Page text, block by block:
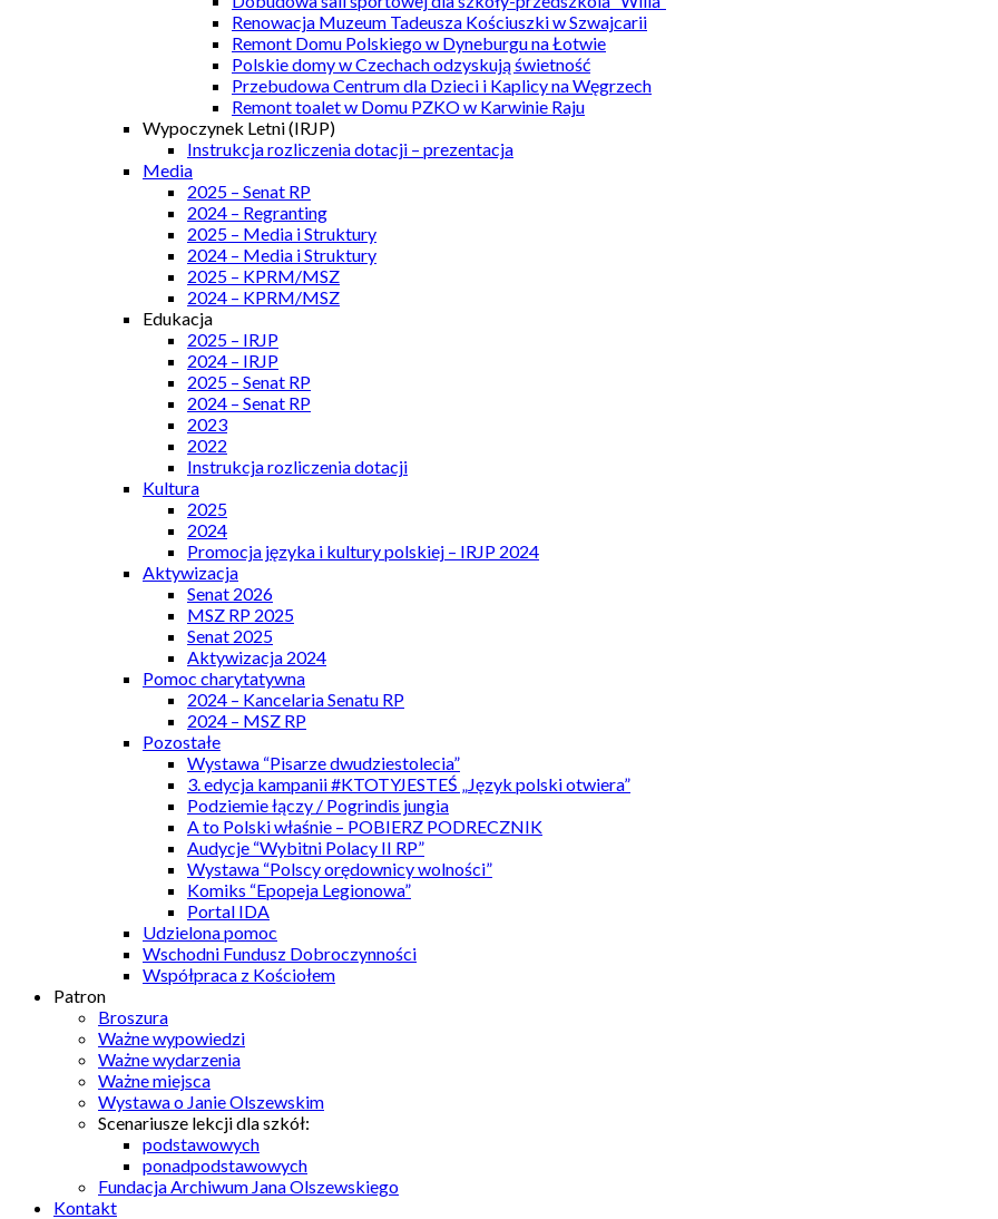
Renowacja Muzeum Tadeusza Kościuszki w Szwajcarii
Remont Domu Polskiego w Dyneburgu na Łotwie
Polskie domy w Czechach odzyskują świetność
Przebudowa Centrum dla Dzieci i Kaplicy na Węgrzech
Remont toalet w Domu PZKO w Karwinie Raju
Wypoczynek Letni (IRJP)
Instrukcja rozliczenia dotacji – prezentacja
Media
2025 – Senat RP
2024 – Regranting
2025 – Media i Struktury
2024 – Media i Struktury
2025 – KPRM/MSZ
2024 – KPRM/MSZ
Edukacja
2025 – IRJP
2024 – IRJP
2025 – Senat RP
2024 – Senat RP
2023
2022
Instrukcja rozliczenia dotacji
Kultura
2025
2024
Promocja języka i kultury polskiej – IRJP 2024
Aktywizacja
Senat 2026
MSZ RP 2025
Senat 2025
Aktywizacja 2024
Pomoc charytatywna
2024 – Kancelaria Senatu RP
2024 – MSZ RP
Pozostałe
Wystawa “Pisarze dwudziestolecia”
3. edycja kampanii #KTOTYJESTEŚ „Język polski otwiera”
Podziemie łączy / Pogrindis jungia
A to Polski właśnie – POBIERZ PODRECZNIK
Audycje “Wybitni Polacy II RP”
Wystawa “Polscy orędownicy wolności”
Komiks “Epopeja Legionowa”
Portal IDA
Udzielona pomoc
Wschodni Fundusz Dobroczynności
Współpraca z Kościołem
Patron
Broszura
Ważne wypowiedzi
Ważne wydarzenia
Ważne miejsca
Wystawa o Janie Olszewskim
Scenariusze lekcji dla szkół:
podstawowych
ponadpodstawowych
Fundacja Archiwum Jana Olszewskiego
Kontakt